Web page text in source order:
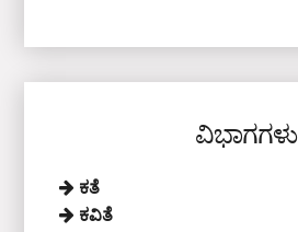
ವಿಭಾಗಗಳು
ಕತೆ
ಕವಿತೆ